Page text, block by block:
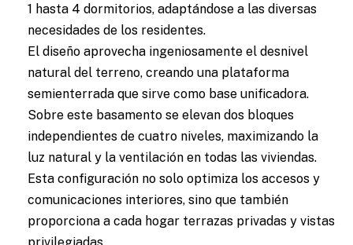
1 hasta 4 dormitorios, adaptándose a las diversas
necesidades de los residentes.
El diseño aprovecha ingeniosamente el desnivel
natural del terreno, creando una plataforma
semienterrada que sirve como base unificadora.
Sobre este basamento se elevan dos bloques
independientes de cuatro niveles, maximizando la
luz natural y la ventilación en todas las viviendas.
Esta configuración no solo optimiza los accesos y
comunicaciones interiores, sino que también
proporciona a cada hogar terrazas privadas y vistas